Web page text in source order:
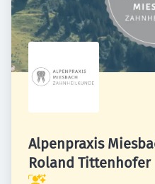
Alpenpraxis
Roland Tittenhofer